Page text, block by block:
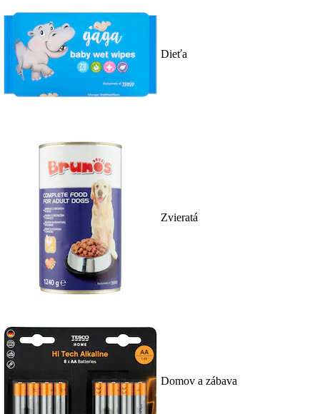
Dieťa
Zvieratá
Domov a zábava